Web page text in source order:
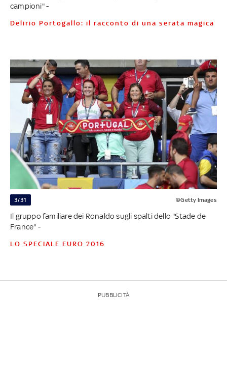
campioni" -
Delirio Portogallo: il racconto di una serata magica
3/31 ©Getty Images
Il gruppo familiare dei Ronaldo sugli spalti dello "Stade de
France" -
LO SPECIALE EURO 2016
PUBBLICITÀ